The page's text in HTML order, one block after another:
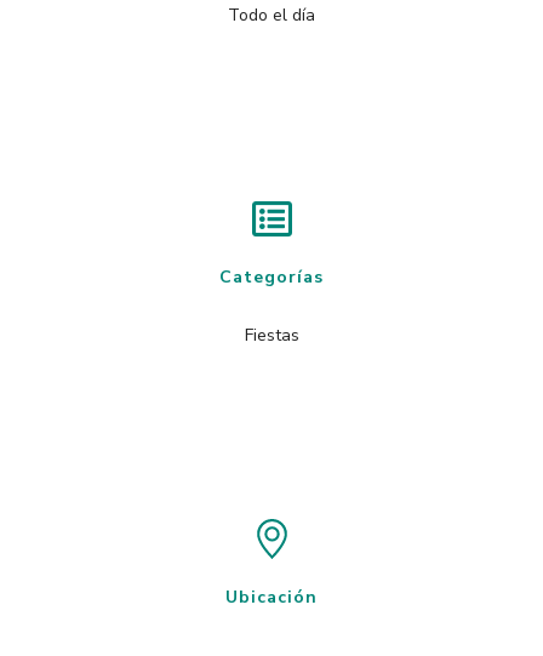
Todo el día
Categorías
Fiestas
Ubicación